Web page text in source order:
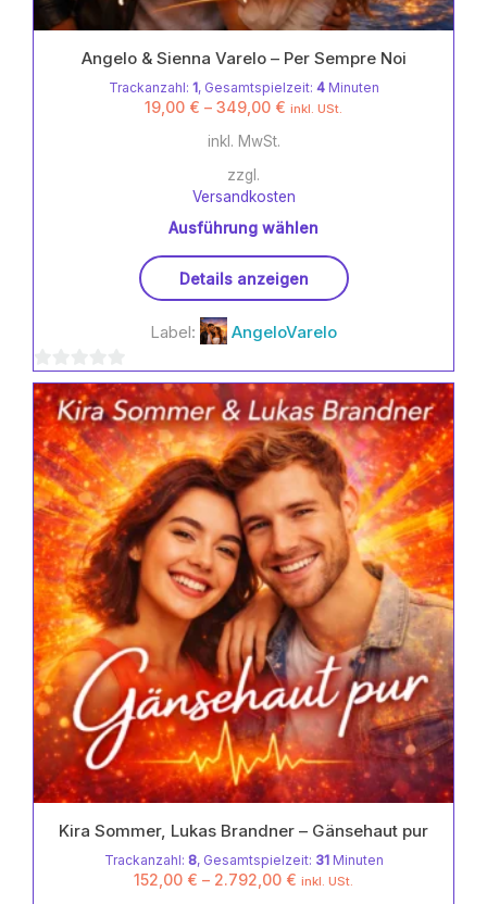
Angelo & Sienna Varelo – Per Sempre Noi
Trackanzahl: 1, Gesamtspielzeit: 4Minuten
19,00 € – 349,00 € inkl. USt.
inkl. MwSt.
zzgl.
Versandkosten
Ausführung wählen
Produkt
mehrere
auf.
Die
Optionen
können
auf
der
Produktseite
gewählt
werden
Details anzeigen
Label: AngeloVarelo
0
von
5
Kira Sommer, Lukas Brandner – Gänsehaut pur
Trackanzahl: 8, Gesamtspielzeit: 31Minuten
152,00 € – 2.792,00 € inkl. USt.